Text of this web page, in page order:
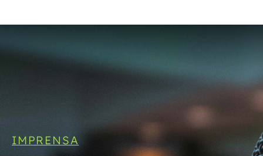
IMPRENSA